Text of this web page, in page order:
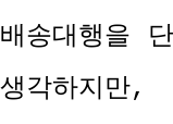
배송대행을
생각하지만,